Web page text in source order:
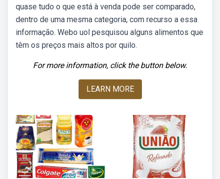
quase tudo o que está à venda pode ser comparado,
dentro de uma mesma categoria, com recurso a essa
informação. Webo uol pesquisou alguns alimentos que
têm os preços mais altos por quilo.
For more information, click the button below.
LEARN MORE